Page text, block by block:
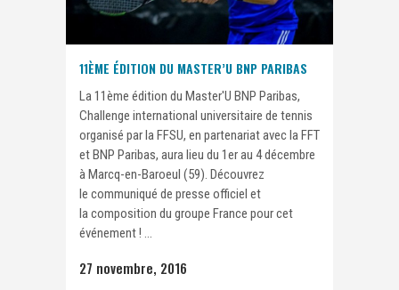
11ÈME ÉDITION DU MASTER’U BNP PARIBAS
La 11ème édition du Master'U BNP Paribas,
Challenge international universitaire de tennis
organisé par la FFSU, en partenariat avec la FFT
et BNP Paribas, aura lieu du 1er au 4 décembre
à Marcq-en-Baroeul (59). Découvrez
le communiqué de presse officiel et
la composition du groupe France pour cet
événement ! ...
27 novembre, 2016